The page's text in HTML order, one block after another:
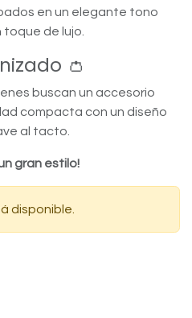
en un elegante tono
toque de lujo.
👛
buscan un accesorio
compacta con un diseño
al tacto.
gran estilo!
disponible.